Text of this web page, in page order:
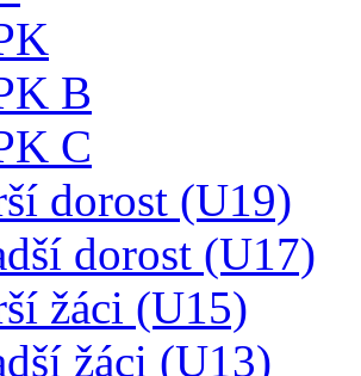
B
C
dorost (U19)
dorost (U17)
žáci (U15)
žáci (U13)